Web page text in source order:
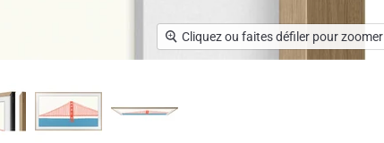
Cliquez ou faites défiler pour zoomer